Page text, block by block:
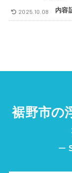
内容
2025.10.08
裾野市の
ー